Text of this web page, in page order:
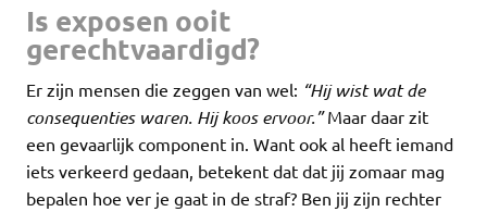
Is exposen ooit
gerechtvaardigd?
Er zijn mensen die zeggen van wel: “Hij wist wat de
consequenties waren. Hij koos ervoor.”Maar daar zit
een gevaarlijk component in. Want ook al heeft iemand
iets verkeerd gedaan, betekent dat dat jij zomaar mag
bepalen hoe ver je gaat in de straf? Ben jij zijn rechter